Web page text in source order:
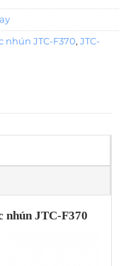
nhún JTC-F370, JTC-
nhún JTC-F370